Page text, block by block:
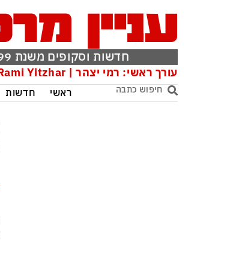
חדשות וסקופים משנת 1999
עורך ראשי: רמי יצהר | Rami Yitzhar
ראשי חדשות